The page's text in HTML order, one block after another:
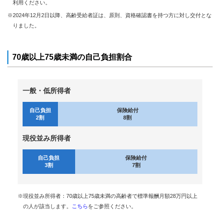
各
種
申
利用ください。
※2024年12月2日以降、高齢受給者証は、原則、資格確認書を持つ方に対し交付とな
りました。
70歳以上75歳未満の自己負担割合
一般・低所得者
自己負担
2割
保険給付
8割
現役並み所得者
自己負担
3割
保険給付
7割
※現役並み所得者：70歳以上75歳未満の高齢者で標準報酬月額28万円以上
の人が該当します。 こちらをご参照ください。